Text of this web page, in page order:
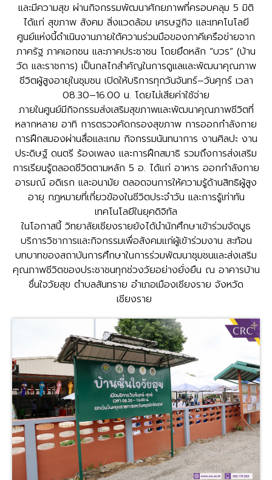
และมีความสุข ผ่านกิจกรรมพัฒนาศักยภาพที่ครอบคลุม 5 มิติ
ได้แก่ สุขภาพ สังคม สิ่งแวดล้อม เศรษฐกิจ และเทคโนโลยี
ศูนย์แห่งนี้ดำเนินงานภายใต้ความร่วมมือของภาคีเครือข่ายจาก
ภาครัฐ ภาคเอกชน และภาคประชาชน โดยยึดหลัก “บวร” (บ้าน
วัด และราชการ) เป็นกลไกสำคัญในการดูแลและพัฒนาคุณภาพ
ชีวิตผู้สูงอายุในชุมชน เปิดให้บริการทุกวันจันทร์–วันศุกร์ เวลา
08.30–16.00 น. โดยไม่เสียค่าใช้จ่าย
ภายในศูนย์มีกิจกรรมส่งเสริมสุขภาพและพัฒนาคุณภาพชีวิตที่
หลากหลาย อาทิ การตรวจคัดกรองสุขภาพ การออกกำลังกาย
การฝึกสมองผ่านสื่อและเกม กิจกรรมนันทนาการ งานศิลปะ งาน
ประดิษฐ์ ดนตรี ร้องเพลง และการฝึกสมาธิ รวมถึงการส่งเสริม
การเรียนรู้ตลอดชีวิตตามหลัก 5 อ. ได้แก่ อาหาร ออกกำลังกาย
อารมณ์ อดิเรก และอนามัย ตลอดจนการให้ความรู้ด้านสิทธิผู้สูง
อายุ กฎหมายที่เกี่ยวข้องในชีวิตประจำวัน และการรู้เท่าทัน
เทคโนโลยีในยุคดิจิทัล
ในโอกาสนี้ วิทยาลัยเชียงรายยังได้นำนักศึกษาเข้าร่วมจัดบูธ
บริการวิชาการและกิจกรรมเพื่อสังคมแก่ผู้เข้าร่วมงาน สะท้อน
บทบาทของสถาบันการศึกษาในการร่วมพัฒนาชุมชนและส่งเสริม
คุณภาพชีวิตของประชาชนทุกช่วงวัยอย่างยั่งยืน ณ อาคารบ้าน
ชื่นใจวัยสุข ตำบลสันทราย อำเภอเมืองเชียงราย จังหวัด
เชียงราย